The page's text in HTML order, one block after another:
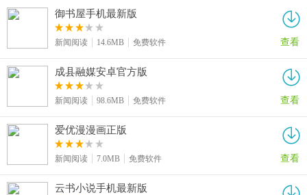
御书屋手机最新版
新闻阅读 14.6MB 免费软件 查看
成县融媒安卓官方版
新闻阅读 98.6MB 免费软件 查看
爱优漫漫画正版
新闻阅读 7.0MB 免费软件 查看
云书小说手机最新版